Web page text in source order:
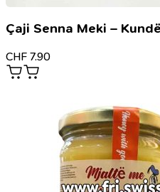
Çaji Senna Meki –
CHF 7.90